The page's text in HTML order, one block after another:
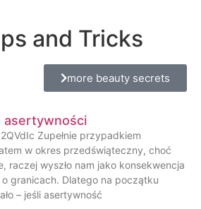
and Tricks
more beauty secrets
asertywności
Zupełnie przypadkiem
w okres przedświąteczny, choć
raczej wyszło nam jako konsekwencja
granicach. Dlatego na początku
– jeśli asertywność